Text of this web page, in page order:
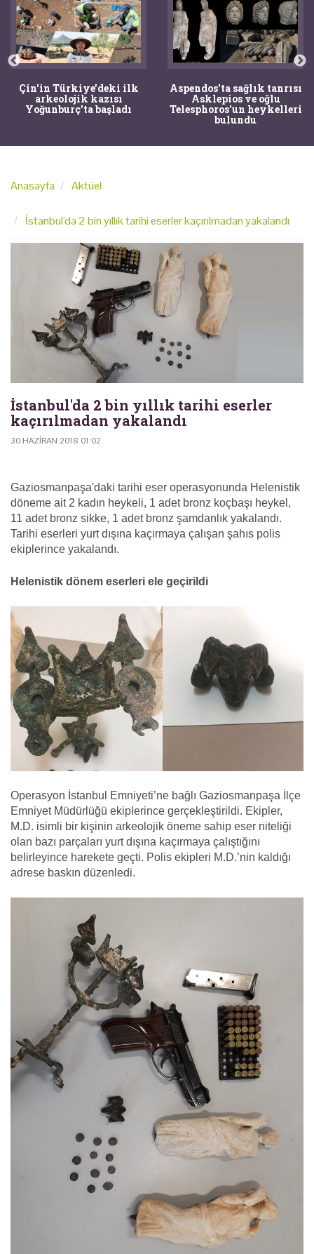
Çin'in Türkiye'deki ilk
arkeolojik kazısı
Yoğunburç'ta başladı
Aspendos'ta sağlık tanrısı
Asklepios ve oğlu
Telesphoros'un heykelleri
bulundu
Anasayfa Aktüel
İstanbul'da 2 bin yıllık tarihi eserler kaçırılmadan yakalandı
İstanbul'da 2 bin yıllık tarihi eserler
kaçırılmadan yakalandı
30 HAZIRAN 2018 01:02
Gaziosmanpaşa'daki tarihi eser operasyonunda Helenistik
döneme ait 2 kadın heykeli, 1 adet bronz koçbaşı heykel,
11 adet bronz sikke, 1 adet bronz şamdanlık yakalandı.
Tarihi eserleri yurt dışına kaçırmaya çalışan şahıs polis
ekiplerince yakalandı.
Helenistik dönem eserleri ele geçirildi
Operasyon İstanbul Emniyeti’ne bağlı Gaziosmanpaşa İlçe
Emniyet Müdürlüğü ekiplerince gerçekleştirildi. Ekipler,
M.D. isimli bir kişinin arkeolojik öneme sahip eser niteliği
olan bazı parçaları yurt dışına kaçırmaya çalıştığını
belirleyince harekete geçti. Polis ekipleri M.D.’nin kaldığı
adrese baskın düzenledi.